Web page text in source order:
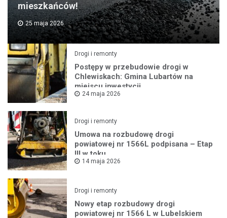
mieszkańców!
25 maja 2026
Drogi i remonty
Postępy w przebudowie drogi w
Chlewiskach: Gmina Lubartów na
miejscu inwestycji
24 maja 2026
Drogi i remonty
Umowa na rozbudowę drogi
powiatowej nr 1566L podpisana – Etap
III w toku
14 maja 2026
Drogi i remonty
Nowy etap rozbudowy drogi
powiatowej nr 1566 L w Lubelskiem